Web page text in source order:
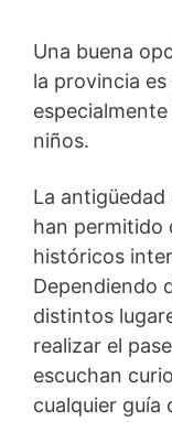
Una buena
la provincia
niños.
La
han permitido
históricos
Dependiendo
distintos
realizar el
escuchan
cualquier guía